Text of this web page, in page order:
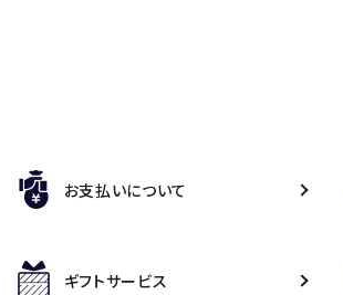
お支払いについて
ギフトサービス